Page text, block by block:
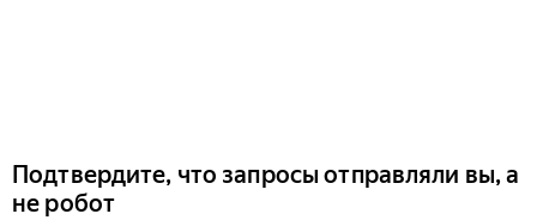
Подтвердите, что запросы отправляли вы, а
не робот